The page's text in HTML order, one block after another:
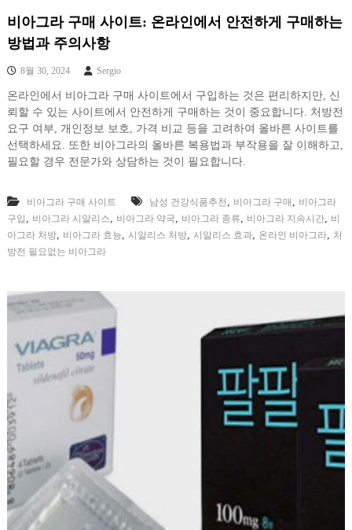
비아그라 구매 사이트: 온라인에서 안전하게 구매하는
방법과 주의사항
8월 30, 2024 Sergio
온라인에서 비아그라 구매 사이트에서 구입하는 것은 편리하지만, 신
뢰할 수 있는 사이트에서 안전하게 구매하는 것이 중요합니다. 처방전
요구 여부, 개인정보 보호, 가격 비교 등을 고려하여 올바른 사이트를
선택하세요. 또한 비아그라의 올바른 복용법과 부작용을 잘 이해하고,
필요할 경우 전문가와 상담하는 것이 필요합니다.
비아그라 구매 사이트 남성 건강식품추천 비아그라 구매
비아그라
구입
비아그라 시알리스 비아그라 약국 비아그라 종류 비아그라 지속시간,
비
아그라 처방, 비아그라 효능 시알리스 처방, 시알리스 효과, 온라인 비아그라,
처
방전 필요없는 비아그라